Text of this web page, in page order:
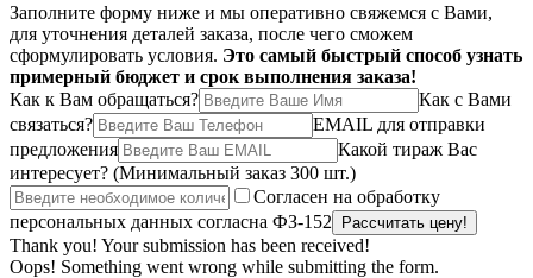
Заполните форму ниже и мы оперативно свяжемся с Вами,
для уточнения деталей заказа, после чего сможем
сформулировать условия. Это самый быстрый способ узнать
примерный бюджет и срок выполнения заказа!
Как к Вам обращаться?
Как с Вами
связаться?
EMAIL для отправки
предложения
Какой тираж Вас
интересует? (Минимальный заказ 300 шт.)
Согласен на обработку
персональных данных согласна ФЗ-152
Thank you! Your submission has been received!
Oops! Something went wrong while submitting the form.